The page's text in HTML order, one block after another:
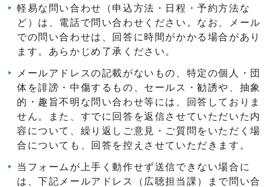
軽易な問い合わせ（申込方法・日程・予約方法な
ど）は、電話で問い合わせください。なお、メール
での問い合わせは、回答に時間がかかる場合があり
ます。あらかじめ了承ください。
メールアドレスの記載がないもの、特定の個人・団
体を誹謗・中傷するもの、セールス・勧誘や、抽象
的・趣旨不明な問い合わせ等には、回答しておりま
せん。また、すでに回答を返信させていただいた内
容について、繰り返しご意見・ご質問をいただく場
合についても、回答を控えさせていただきます。
当フォームが上手く動作せず送信できない場合に
は、下記メールアドレス（広聴担当課）まで問い合